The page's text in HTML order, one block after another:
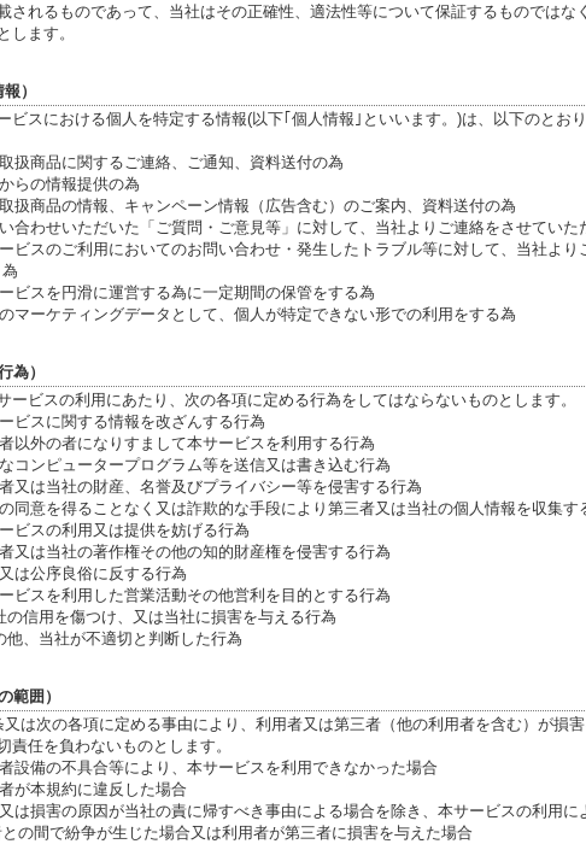
されるものであって、当社はその正確性、適法性等について保証するものではな
します。
）
ビスにおける個人を特定する情報(以下｢個人情報｣といいます。)は、以下のとお
取扱商品に関するご連絡、ご通知、資料送付の為
からの情報提供の為
取扱商品の情報、キャンペーン情報（広告含む）のご案内、資料送付の為
い合わせいただいた「ご質問・ご意見等」に対して、当社よりご連絡をさせていた
ービスのご利用においてのお問い合わせ・発生したトラブル等に対して、当社より
ービスを円滑に運営する為に一定期間の保管をする為
のマーケティングデータとして、個人が特定できない形での利用をする為
為）
ービスの利用にあたり、次の各項に定める行為をしてはならないものとします。
ービスに関する情報を改ざんする行為
者以外の者になりすまして本サービスを利用する行為
なコンピュータープログラム等を送信又は書き込む行為
者又は当社の財産、名誉及びプライバシー等を侵害する行為
の同意を得ることなく又は詐欺的な手段により第三者又は当社の個人情報を収集す
ービスの利用又は提供を妨げる行為
者又は当社の著作権その他の知的財産権を侵害する行為
又は公序良俗に反する行為
ービスを利用した営業活動その他営利を目的とする行為
の信用を傷つけ、又は当社に損害を与える行為
他、当社が不適切と判断した行為
範囲）
又は次の各項に定める事由により、利用者又は第三者（他の利用者を含む）が損
責任を負わないものとします。
者設備の不具合等により、本サービスを利用できなかった場合
者が本規約に違反した場合
又は損害の原因が当社の責に帰すべき事由による場合を除き、本サービスの利用に
の間で紛争が生じた場合又は利用者が第三者に損害を与えた場合